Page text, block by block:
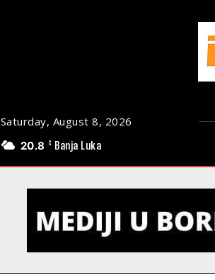
Saturday, August 8, 2026
20.8 C Banja Luka